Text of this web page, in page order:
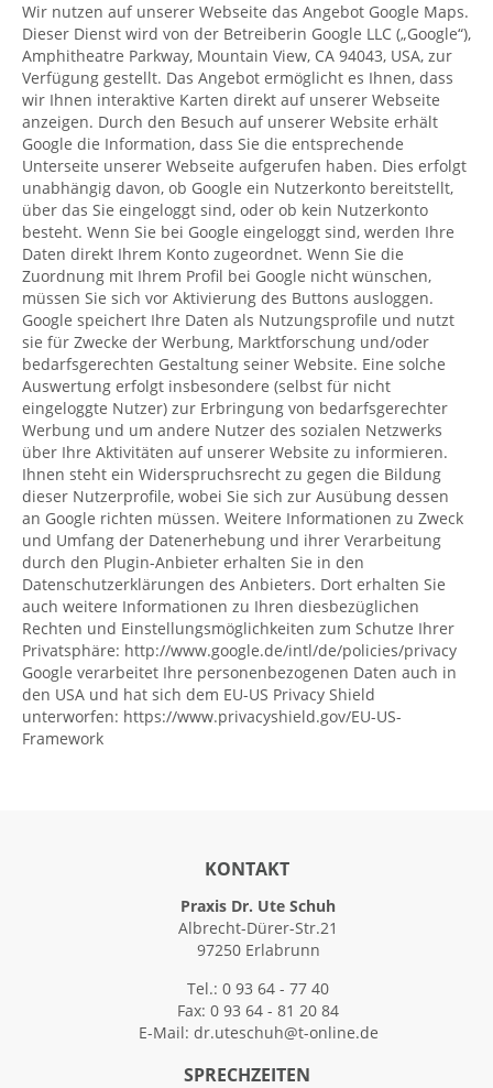
Wir nutzen auf unserer Webseite das Angebot Google Maps.
Dieser Dienst wird von der Betreiberin Google LLC („Google“),
Amphitheatre Parkway, Mountain View, CA 94043, USA, zur
Verfügung gestellt. Das Angebot ermöglicht es Ihnen, dass
wir Ihnen interaktive Karten direkt auf unserer Webseite
anzeigen. Durch den Besuch auf unserer Website erhält
Google die Information, dass Sie die entsprechende
Unterseite unserer Webseite aufgerufen haben. Dies erfolgt
unabhängig davon, ob Google ein Nutzerkonto bereitstellt,
über das Sie eingeloggt sind, oder ob kein Nutzerkonto
besteht. Wenn Sie bei Google eingeloggt sind, werden Ihre
Daten direkt Ihrem Konto zugeordnet. Wenn Sie die
Zuordnung mit Ihrem Profil bei Google nicht wünschen,
müssen Sie sich vor Aktivierung des Buttons ausloggen.
Google speichert Ihre Daten als Nutzungsprofile und nutzt
sie für Zwecke der Werbung, Marktforschung und/oder
bedarfsgerechten Gestaltung seiner Website. Eine solche
Auswertung erfolgt insbesondere (selbst für nicht
eingeloggte Nutzer) zur Erbringung von bedarfsgerechter
Werbung und um andere Nutzer des sozialen Netzwerks
über Ihre Aktivitäten auf unserer Website zu informieren.
Ihnen steht ein Widerspruchsrecht zu gegen die Bildung
dieser Nutzerprofile, wobei Sie sich zur Ausübung dessen
an Google richten müssen. Weitere Informationen zu Zweck
und Umfang der Datenerhebung und ihrer Verarbeitung
durch den Plugin-Anbieter erhalten Sie in den
Datenschutzerklärungen des Anbieters. Dort erhalten Sie
auch weitere Informationen zu Ihren diesbezüglichen
Rechten und Einstellungsmöglichkeiten zum Schutze Ihrer
Privatsphäre: http://www.google.de/intl/de/policies/privacy
Google verarbeitet Ihre personenbezogenen Daten auch in
den USA und hat sich dem EU-US Privacy Shield
unterworfen: https://www.privacyshield.gov/EU-US-
Framework
KONTAKT
Praxis Dr. Ute Schuh
Albrecht-Dürer-Str.21
97250 Erlabrunn
Tel.: 0 93 64 - 77 40
Fax: 0 93 64 - 81 20 84
E-Mail: dr.uteschuh@t-online.de
SPRECHZEITEN